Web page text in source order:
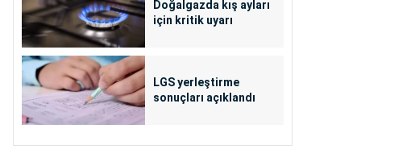
Doğalgazda kış ayları
için kritik uyarı
LGS yerleştirme
sonuçları açıklandı